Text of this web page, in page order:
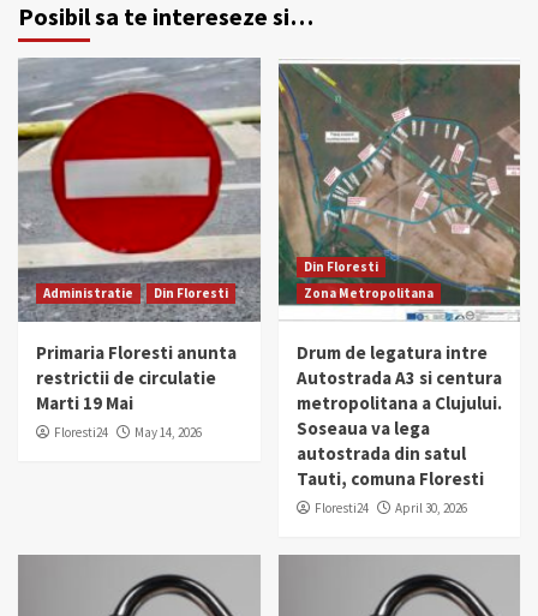
Posibil sa te intereseze si…
Administratie Din Floresti
Primaria Floresti anunta
restrictii de circulatie
Marti 19 Mai
Floresti24 May 14, 2026
Din Floresti
Zona Metropolitana
Drum de legatura intre
Autostrada A3 si centura
metropolitana a Clujului.
Soseaua va lega
autostrada din satul
Tauti, comuna Floresti
Floresti24 April 30, 2026